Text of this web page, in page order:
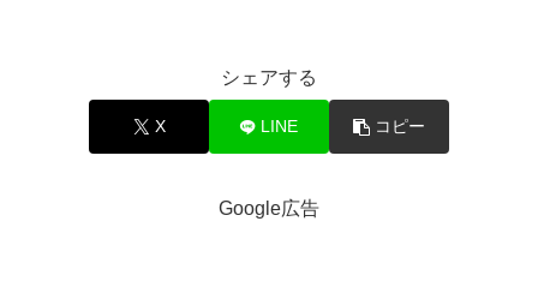
シェアする
X LINE コピー
Google広告